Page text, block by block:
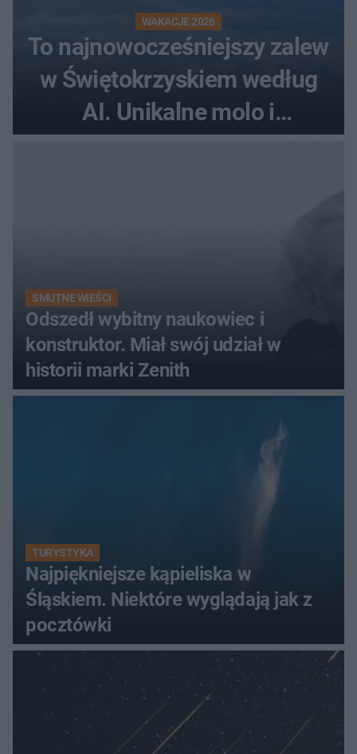
WAKACJE 2026
To najnowocześniejszy zalew
w Świętokrzyskiem według
AI. Unikalne molo i
promenada
SMUTNE WIEŚCI
Odszedł wybitny naukowiec i
konstruktor. Miał swój udział w
historii marki Zenith
TURYSTYKA
Najpiękniejsze kąpieliska w
Śląskiem. Niektóre wyglądają jak z
pocztówki